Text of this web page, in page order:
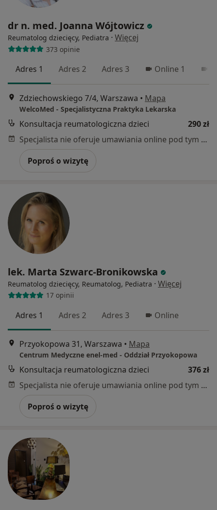
dr n. med. Joanna Wójtowicz
Reumatolog dziecięcy, Pediatra · Więcej
373 opinie
Adres 1 Adres 2 Adres 3 Online 1
Zdziechowskiego 7/4, Warszawa • Mapa
WelcoMed - Specjalistyczna Praktyka Lekarska
Konsultacja reumatologiczna dzieci
290 zł
Specjalista nie oferuje umawiania online pod tym adresem.
Poproś o wizytę
lek. Marta Szwarc-Bronikowska
Reumatolog dziecięcy, Reumatolog, Pediatra · Więcej
17 opinii
Adres 1 Adres 2 Adres 3 Online
Przyokopowa 31, Warszawa • Mapa
Centrum Medyczne enel-med - Oddział Przyokopowa
Konsultacja reumatologiczna dzieci
376 zł
Specjalista nie oferuje umawiania online pod tym adresem.
Poproś o wizytę